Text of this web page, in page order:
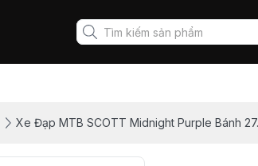
Xe Đạp MTB SCOTT Midnight Purple Bánh